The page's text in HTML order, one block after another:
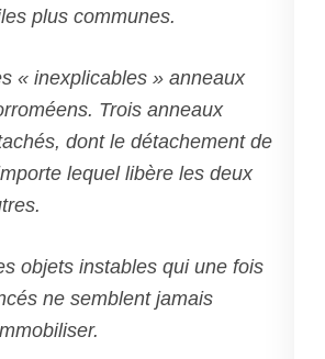
plus communes.
« inexplicables » anneaux
Trois anneaux
dont le détachement de
lequel libère les deux
objets instables qui une fois
ne semblent jamais